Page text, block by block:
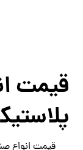
قیمت